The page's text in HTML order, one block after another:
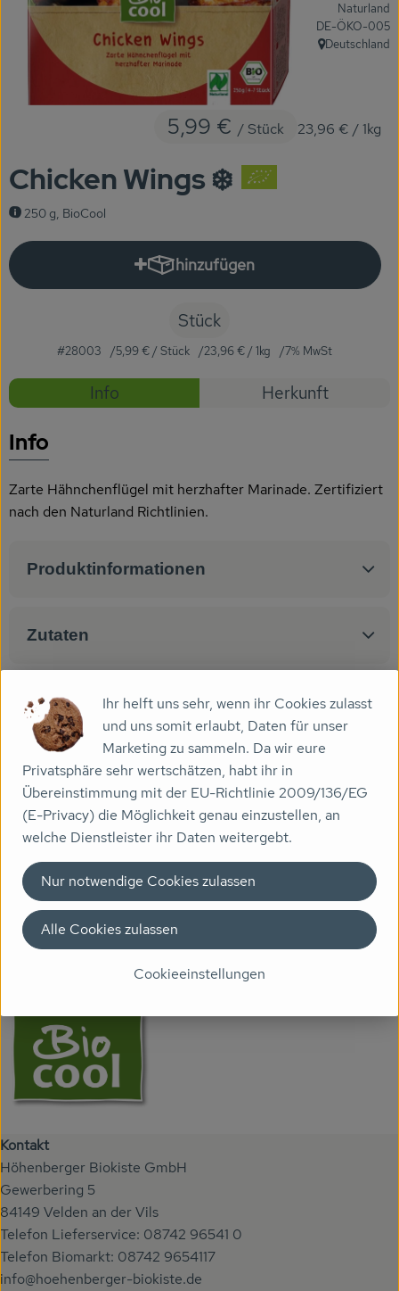
KARUSSELLE
Gutes aus Höhenberg
Bäckerei
Kühlregal
Feinkost
Getränke
Naturkosmetik
Dr. Hauschka - Wala
Garten
Gedrucktes
Service
B2B
Veranstaltungen
Biomarkt
Wissen
Über uns
Chicken Wings ❄️
250 g, BioCool
5,99 € / Stück 23,96 € / 1kg
Naturland
, Kontrollstelle:
DE-ÖKO-005
, Herkunft:
Deutschland
hinzufügen
Produkt zum Warenkorb
Stück
#28003 5,99 € / Stück 23,96 € / 1kg 7% MwSt
Rezepte
Info Herkunft
Info
Zarte Hähnchenflügel mit herzhafter Marinade. Zertifiziert
nach den Naturland Richtlinien.
Produktinformationen
Zutaten
Nährwert-Info
Produktdatenblatt
Herkunft
Hersteller: BioCool
Deutschland
Kontakt
Höhenberger Biokiste GmbH
Gewerbering 5
84149 Velden an der Vils
Telefon Lieferservice: 08742 96541 0
Telefon Biomarkt: 08742 9654117
info@hoehenberger-biokiste.de
Ihr helft uns sehr, wenn ihr Cookies zulasst
und uns somit erlaubt, Daten für unser
Marketing zu sammeln. Da wir eure
Privatsphäre sehr wertschätzen, habt ihr in
Übereinstimmung mit der EU-Richtlinie 2009/136/EG
(E-Privacy) die Möglichkeit genau einzustellen, an
welche Dienstleister ihr Daten weitergebt.
Cookieeinstellungen
Nur notwendige Cookies zulassen
Alle Cookies zulassen